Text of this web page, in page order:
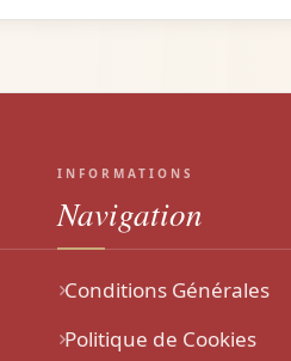
INFORMATIONS
Navigation
Conditions Générales
Politique de Cookies